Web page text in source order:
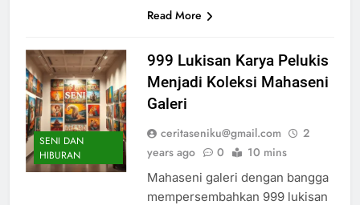
Read More
SENI DAN
HIBURAN
999 Lukisan Karya Pelukis
Menjadi Koleksi Mahaseni
Galeri
ceritaseniku@gmail.com
2
years ago
0 10 mins
Mahaseni galeri dengan bangga
mempersembahkan 999 lukisan